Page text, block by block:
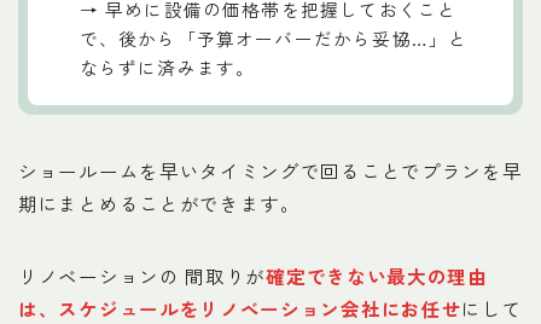
→ 早めに設備の価格帯を把握しておくこと
で、後から「予算オーバーだから妥協…」と
ならずに済みます。
ショールームを早いタイミングで回ることでプランを早
期にまとめることができます。
リノベーションの 間取りが確定できない最大の理由
は、スケジュールをリノベーション会社にお任せにして